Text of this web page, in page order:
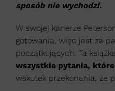
sposób nie wychodzi.
W swojej karierze
gotowania, więc jest za
początkujących. Ta książka
wszystkie pytania,
wskutek przekonania, że